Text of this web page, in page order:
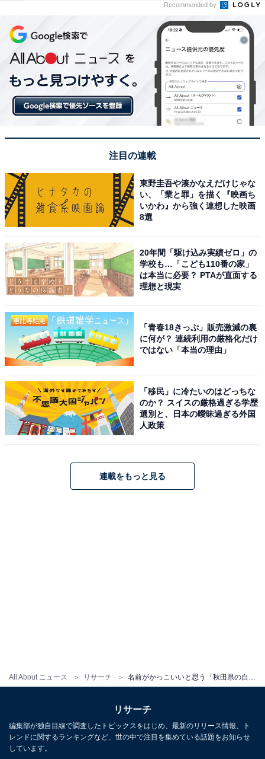
All About ニュース リサーチ 名前がかっこいいと思う「秋田県の自治体」ランキング！ 2位「由利本荘市」を抑えた1位は？【2025年調査】
Recommended by
注目の連載
東野圭吾や湊かなえだけじゃな
い、「業と罪」を描く『映画ち
いかわ』から強く連想した映画
8選
20年間「駆け込み実績ゼロ」の
学校も…「こども110番の家」
は本当に必要？ PTAが直面する
理想と現実
「青春18きっぷ」販売激減の裏
に何が？ 連続利用の厳格化だけ
ではない「本当の理由」
「移民」に冷たいのはどっちな
のか？ スイスの厳格過ぎる学歴
選別と、日本の曖昧過ぎる外国
人政策
連載をもっと見る
リサーチ
編集部が独自目線で調査したトピックスをはじめ、最新のリリース情報、ト
レンドに関するランキングなど、世の中で注目を集めている話題をお知らせ
しています。